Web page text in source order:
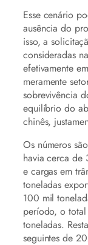
Esse cenário
ausência do
isso, a
consideradas
efetivamente
meramente
sobrevivência
equilíbrio do
chinês,
Os números
havia cerca de
e cargas em
toneladas
100 mil
período, o
toneladas.
seguintes de